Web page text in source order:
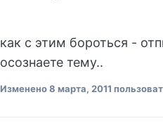
как с этим бороться -
осознаете тему..
Изменено8 марта, 2011